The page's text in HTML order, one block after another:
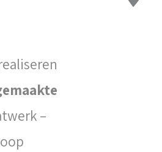
–